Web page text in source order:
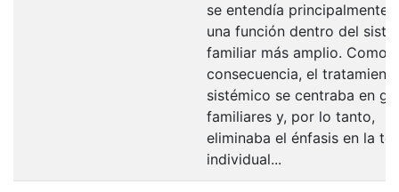
se entendía principalmente
una función dentro del
familiar más amplio. Como
consecuencia, el
sistémico se centraba en
familiares y, por lo tanto,
eliminaba el énfasis en la
individual...